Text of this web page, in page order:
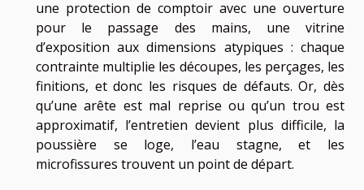
une protection de comptoir avec une ouverture
pour le passage des mains, une vitrine
d’exposition aux dimensions atypiques : chaque
contrainte multiplie les découpes, les perçages, les
finitions, et donc les risques de défauts. Or, dès
qu’une arête est mal reprise ou qu’un trou est
approximatif, l’entretien devient plus difficile, la
poussière se loge, l’eau stagne, et les
microfissures trouvent un point de départ.